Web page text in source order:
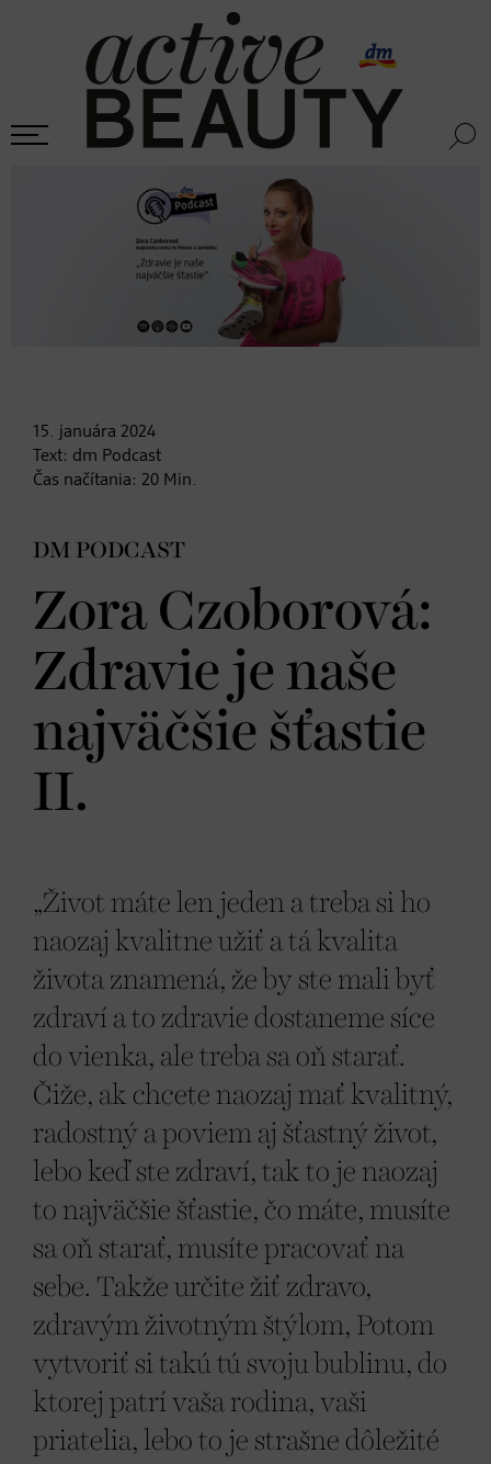
15. januára 2024
Text: dm Podcast
Čas načítania: 20 Min.
DM PODCAST
Zora Czoborová:
Zdravie je naše
najväčšie šťastie
II.
„Život máte len jeden a treba si ho
naozaj kvalitne užiť a tá kvalita
života znamená, že by ste mali byť
zdraví a to zdravie dostaneme síce
do vienka, ale treba sa oň starať.
Čiže, ak chcete naozaj mať kvalitný,
radostný a poviem aj šťastný život,
lebo keď ste zdraví, tak to je naozaj
to najväčšie šťastie, čo máte, musíte
sa oň starať, musíte pracovať na
sebe. Takže určite žiť zdravo,
zdravým životným štýlom, Potom
vytvoriť si takú tú svoju bublinu, do
ktorej patrí vaša rodina, vaši
priatelia, lebo to je strašne dôležité